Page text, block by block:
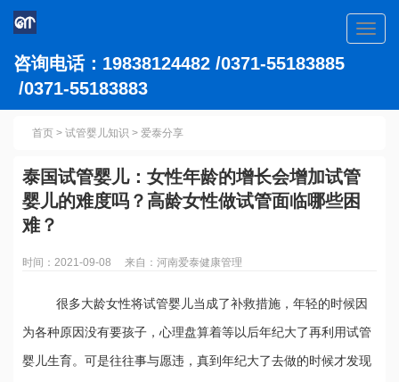
咨询电话：19838124482 /0371-55183885
/0371-55183883
首页 > 试管婴儿知识 > 爱泰分享
泰国试管婴儿：女性年龄的增长会增加试管
婴儿的难度吗？高龄女性做试管面临哪些困
难？
时间：2021-09-08 来自：河南爱泰健康管理
很多大龄女性将试管婴儿当成了补救措施，年轻的时候因
为各种原因没有要孩子，心理盘算着等以后年纪大了再利用试管
婴儿生育。可是往往事与愿违，真到年纪大了去做的时候才发现